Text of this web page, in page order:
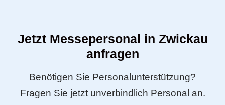
Jetzt Messepersonal in Zwickau
anfragen
Benötigen Sie Personalunterstützung?
Fragen Sie jetzt unverbindlich Personal an.